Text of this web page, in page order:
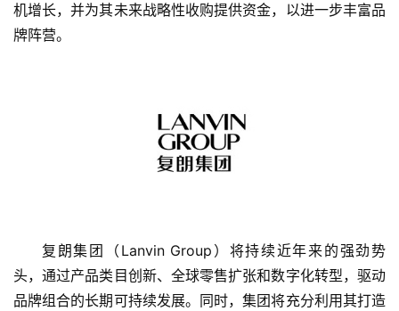
页
机增长，并为其未来战略性收购提供资金，以进一步丰富品
牌阵营。
复朗集团（Lanvin Group）将持续近年来的强劲势
头，通过产品类目创新、全球零售扩张和数字化转型，驱动
品牌组合的长期可持续发展。同时，集团将充分利用其打造